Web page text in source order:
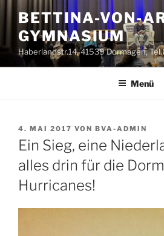
Zum
Inhalt
springen
BETTINA-VON-
GYMNASIUM
Haberlandstr.14, 41539 Dormagen,
Menü
VERÖFFENTLICHT
AM
4. MAI 2017 VON BVA-ADMIN
Ein Sieg, eine
alles drin für die
Hurricanes!